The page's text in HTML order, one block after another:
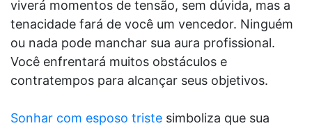
viverá momentos de tensão, sem dúvida, mas a
tenacidade fará de você um vencedor. Ninguém
ou nada pode manchar sua aura profissional.
Você enfrentará muitos obstáculos e
contratempos para alcançar seus objetivos.
Sonhar com esposo triste simboliza que sua